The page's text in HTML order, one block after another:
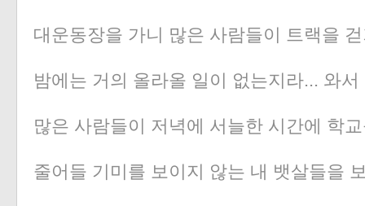
대운동장을 가니 많은 사람들이 트랙을
밤에는 거의 올라올 일이 없는지라... 와
많은 사람들이 저녁에 서늘한 시간에 학
줄어들 기미를 보이지 않는 내 뱃살들을